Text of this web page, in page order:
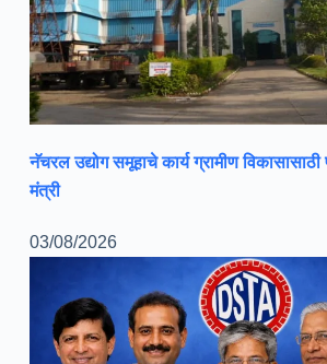
नॅचरल उद्योग समूहाचे कार्य ग्रामीण
मंत्री
03/08/2026